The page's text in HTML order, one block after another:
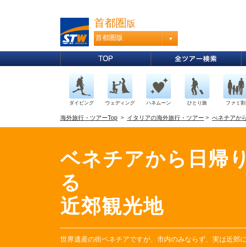
首都圏 版
首都圏版
ダイビング ウェディング ハネムーン ひとり旅 ファミ割
海外旅行・ツアーTop > イタリアの海外旅行・ツアー > べネチアか
ベネチアから日帰
る
近郊観光地
世界遺産の街ベネチアですが、市内のみならず、実は近郊